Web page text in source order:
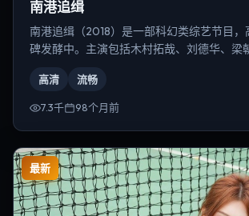
南港追缉
南港追缉（2018）是一部科幻类综艺节目，
碑发酵中。主演包括木村拓哉、刘德华、梁
高清 流畅
7.3千 98个月前
最新